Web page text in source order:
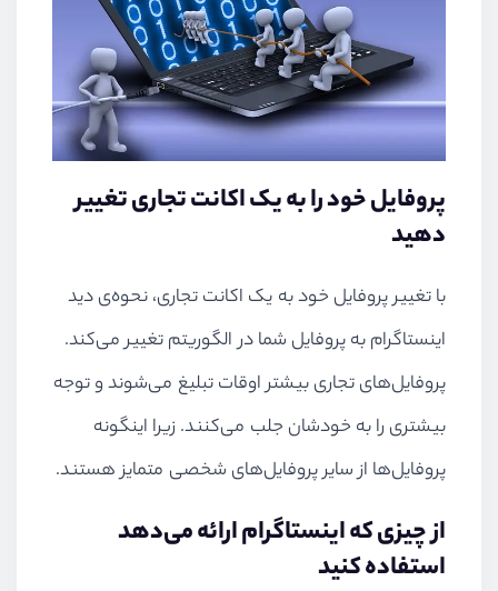
پروفایل خود را به یک اکانت تجاری تغییر
دهید
با تغییر پروفایل خود به یک اکانت تجاری، نحوه‌ی دید
اینستاگرام به پروفایل شما در الگوریتم تغییر می‌کند.
پروفایل‌های تجاری بیشتر اوقات تبلیغ می‌شوند و توجه
بیشتری را به خودشان جلب می‌کنند. زیرا اینگونه
پروفایل‌ها از سایر پروفایل‌های شخصی متمایز هستند.
از چیزی که اینستاگرام ارائه می‌دهد
استفاده کنید